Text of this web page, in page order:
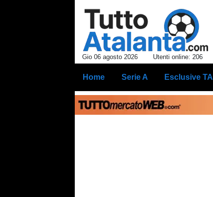
Gio 06 agosto 2026 Utenti online: 206
Home Serie A Esclusive TA